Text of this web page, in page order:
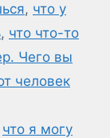
, что у
, что что-то
Чего вы
человек
что я могу